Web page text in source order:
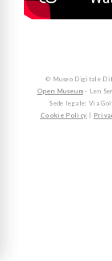
© Museo Digitale
Open Museum- Len
Sede legale: Via
Cookie Policy |